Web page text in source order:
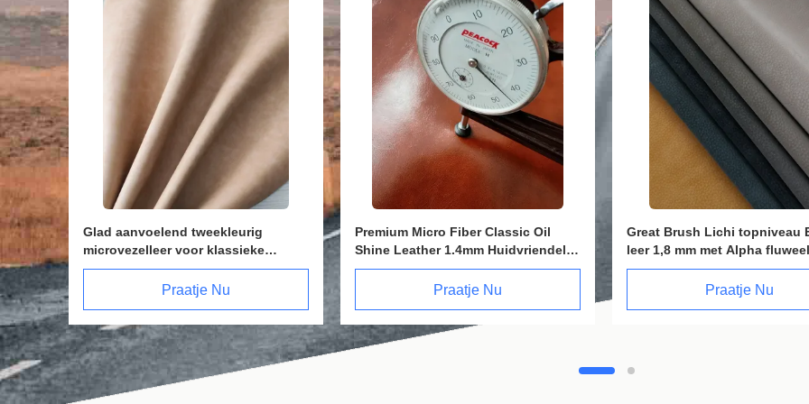
Top PVC kattenleerstof 1,6 mm met
anti-krabbeloppervlak en stabiele
structuur en single fluwelen steun
Praatje Nu
Echte EPU Eco Faux Leer 1,6 mm
Hydrolyseweerstand
Abrasieresistentie
Praatje Nu
1,3 mm goudkleurig PVC
met leervezels voor meubels
Praatje Nu